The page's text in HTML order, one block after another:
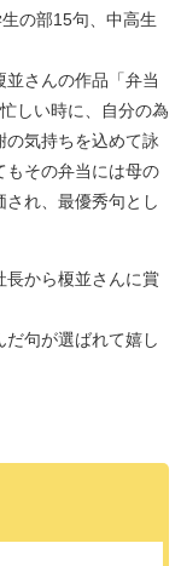
の部15句、中高生
さんの作品「弁当
しい時に、自分の為
の気持ちを込めて詠
もその弁当には母の
れ、最優秀句とし
長から榎並さんに賞
句が選ばれて嬉し